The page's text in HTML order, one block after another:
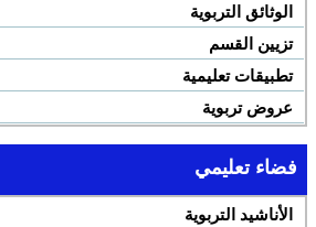
الوثائق التربوية
تزيين القسم
تطبيقات تعليمية
عروض تربوية
فضاء تعليمي
الأناشيد التربوية